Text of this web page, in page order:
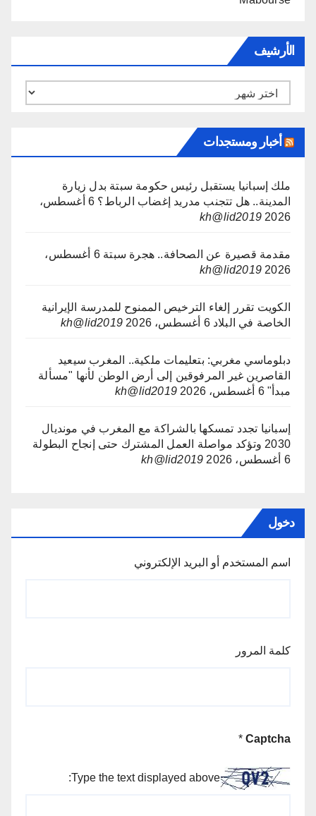
الأرشيف
الأرشيف
أخبار ومستجدات
ملك إسبانيا يستقبل رئيس حكومة سبتة بدل زيارة
المدينة.. هل تتجنب مدريد إغضاب الرباط؟
6 أغسطس،
2026
kh@lid2019
مقدمة قصيرة عن الصحافة.. هجرة سبتة
6 أغسطس،
2026
kh@lid2019
الكويت تقرر إلغاء الترخيص الممنوح للمدرسة الإيرانية
الخاصة في البلاد 6 أغسطس، 2026 kh@lid2019
دبلوماسي مغربي: بتعليمات ملكية.. المغرب سيعيد
القاصرين غير المرفوقين إلى أرض الوطن لأنها "مسألة
مبدأ" 6 أغسطس، 2026 kh@lid2019
إسبانيا تجدد تمسكها بالشراكة مع المغرب في مونديال
2030 وتؤكد مواصلة العمل المشترك حتى إنجاح البطولة
6 أغسطس، 2026
kh@lid2019
دخول
اسم المستخدم أو البريد الإلكتروني
كلمة المرور
Captcha
*
Type the text displayed above: